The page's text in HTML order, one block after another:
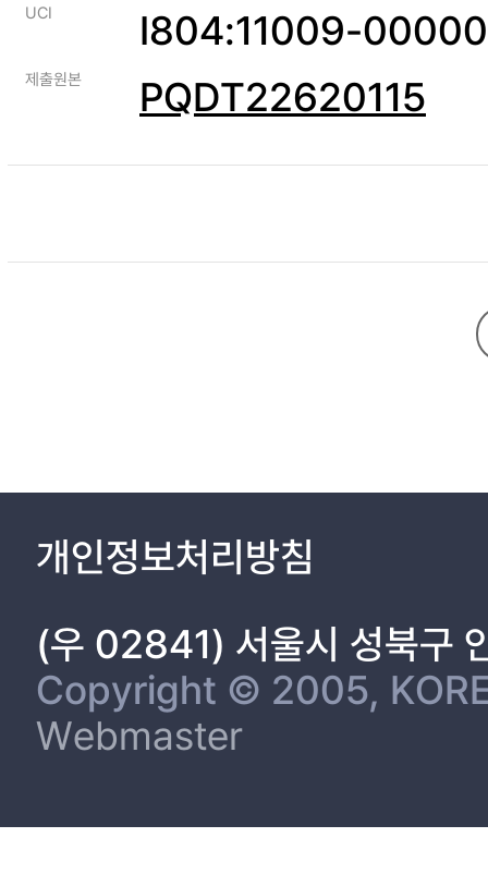
UCI I804:11009-
제출원본 PQDT22620115
개인정보처리방침
(우 02841) 서울시 성북구
Copyright © 2005,
Webmaster